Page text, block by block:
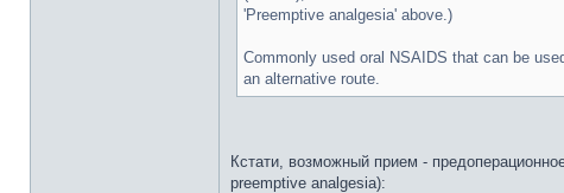
'Preemptive analgesia' above.)
Commonly used oral NSAIDS that can be
an alternative route.
Кстати, возможный прием -
preemptive analgesia):